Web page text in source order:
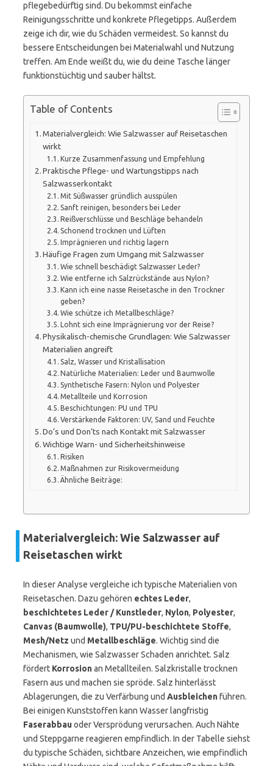
pflegebedürftig sind. Du bekommst einfache
Reinigungsschritte und konkrete Pflegetipps. Außerdem
zeige ich dir, wie du Schäden vermeidest. So kannst du
bessere Entscheidungen bei Materialwahl und Nutzung
treffen. Am Ende weißt du, wie du deine Tasche länger
funktionstüchtig und sauber hältst.
Table of Contents
Materialvergleich: Wie Salzwasser auf Reisetaschen
wirkt
Kurze Zusammenfassung und Empfehlung
Praktische Pflege- und Wartungstipps nach
Salzwasserkontakt
Mit Süßwasser gründlich ausspülen
Sanft reinigen, besonders bei Leder
Reißverschlüsse und Beschläge behandeln
Schonend trocknen und Lüften
Imprägnieren und richtig lagern
Häufige Fragen zum Umgang mit Salzwasser
Wie schnell beschädigt Salzwasser Leder?
Wie entferne ich Salzrückstände aus Nylon?
Kann ich eine nasse Reisetasche in den Trockner
geben?
Wie schütze ich Metallbeschläge?
Lohnt sich eine Imprägnierung vor der Reise?
Physikalisch-chemische Grundlagen: Wie Salzwasser
Materialien angreift
Salz, Wasser und Kristallisation
Natürliche Materialien: Leder und Baumwolle
Synthetische Fasern: Nylon und Polyester
Metallteile und Korrosion
Beschichtungen: PU und TPU
Verstärkende Faktoren: UV, Sand und Feuchte
Do’s und Don’ts nach Kontakt mit Salzwasser
Wichtige Warn- und Sicherheitshinweise
Risiken
Maßnahmen zur Risikovermeidung
Ähnliche Beiträge:
Materialvergleich: Wie Salzwasser auf
Reisetaschen wirkt
In dieser Analyse vergleiche ich typische Materialien von
Reisetaschen. Dazu gehören echtes Leder,
beschichtetes Leder / Kunstleder, Nylon, Polyester,
Canvas (Baumwolle), TPU/PU-beschichtete Stoffe,
Mesh/Netz und Metallbeschläge. Wichtig sind die
Mechanismen, wie Salzwasser Schaden anrichtet. Salz
fördert Korrosionan Metallteilen. Salzkristalle trocknen
Fasern aus und machen sie spröde. Salz hinterlässt
Ablagerungen, die zu Verfärbung und Ausbleichenführen.
Bei einigen Kunststoffen kann Wasser langfristig
Faserabbauoder Versprödung verursachen. Auch Nähte
und Steppgarne reagieren empfindlich. In der Tabelle siehst
du typische Schäden, sichtbare Anzeichen, wie empfindlich